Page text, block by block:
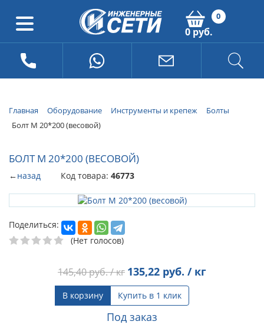
0
0 руб.
Главная Оборудование Инструменты и крепеж
Болты
Болт М 20*200 (весовой)
БОЛТ М 20*200 (ВЕСОВОЙ)
←назад Код товара: 46773
Поделиться:
(Нет голосов)
145,40руб. / кг 135,22 руб. / кг
В корзину Купить в 1 клик
Под заказ